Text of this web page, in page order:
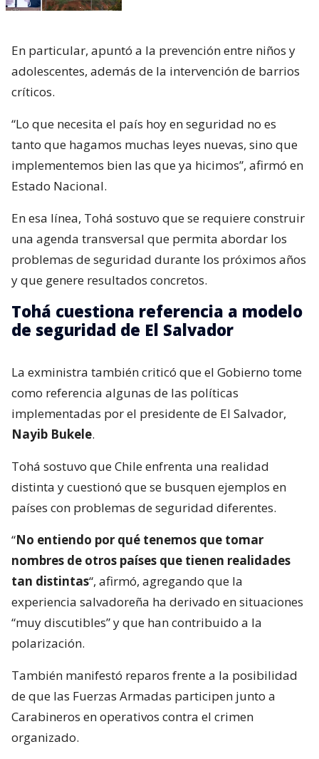
En particular, apuntó a la prevención entre niños y
adolescentes, además de la intervención de barrios
críticos.
“Lo que necesita el país hoy en seguridad no es
tanto que hagamos muchas leyes nuevas, sino que
implementemos bien las que ya hicimos”, afirmó en
Estado Nacional.
En esa línea, Tohá sostuvo que se requiere construir
una agenda transversal que permita abordar los
problemas de seguridad durante los próximos años
y que genere resultados concretos.
Tohá cuestiona referencia a modelo
de seguridad de El Salvador
La exministra también criticó que el Gobierno tome
como referencia algunas de las políticas
implementadas por el presidente de El Salvador,
Nayib Bukele.
Tohá sostuvo que Chile enfrenta una realidad
distinta y cuestionó que se busquen ejemplos en
países con problemas de seguridad diferentes.
“No entiendo por qué tenemos que tomar
nombres de otros países que tienen realidades
tan distintas“, afirmó, agregando que la
experiencia salvadoreña ha derivado en situaciones
“muy discutibles” y que han contribuido a la
polarización.
También manifestó reparos frente a la posibilidad
de que las Fuerzas Armadas participen junto a
Carabineros en operativos contra el crimen
organizado.